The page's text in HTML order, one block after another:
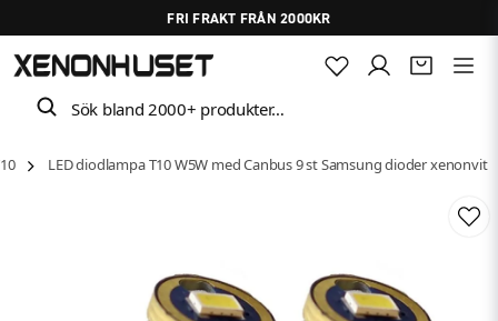
FRI FRAKT FRÅN 2000KR
Sök bland 2000+ produkter…
LED diodlampa T10 W5W med Canbus 9 st Samsung dioder xenonvit